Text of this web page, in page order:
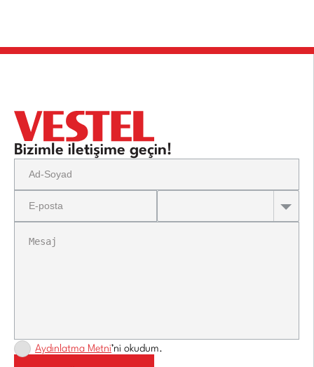
Bizimle iletişime geçin!
Aydınlatma Metni’ni okudum.